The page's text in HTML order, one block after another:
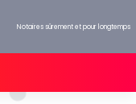
Notaires sûrement et pour longtemps